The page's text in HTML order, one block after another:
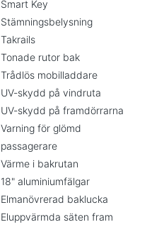
Smart Key
Stämningsbelysning
Takrails
Tonade rutor bak
Trådlös mobilladdare
UV-skydd på vindruta
UV-skydd på framdörrarna
Varning för glömd
passagerare
Värme i bakrutan
18" aluminiumfälgar
Elmanövrerad baklucka
Eluppvärmda säten fram